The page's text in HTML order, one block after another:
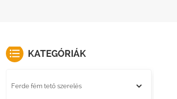
KATEGÓRIÁK
Ferde fém tető szerelés